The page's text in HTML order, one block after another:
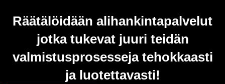
Räätälöidään alihankintapalvelut
jotka tukevat juuri teidän
valmistusprosesseja tehokkaasti
ja luotettavasti!